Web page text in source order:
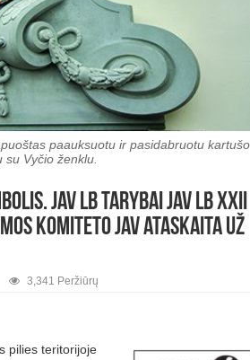
paauksuotu ir pasidabruotu kartušo
Vyčio ženklu.
JAV LB Tarybai JAV LB XXII
komiteto JAV ataskaita už
3,341 Peržiūrų
pilies teritorijoje